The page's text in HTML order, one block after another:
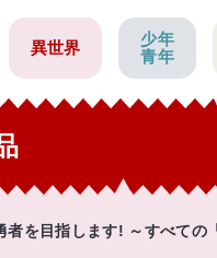
異世界
少年
青年
を目指します! ～すべての